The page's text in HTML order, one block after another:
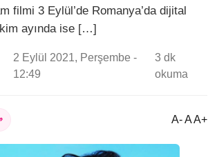
filmi 3 Eylül’de Romanya’da dijital
ayında ise […]
2 Eylül 2021, Perşembe -
12:49
3 dk
okuma
A- A A+